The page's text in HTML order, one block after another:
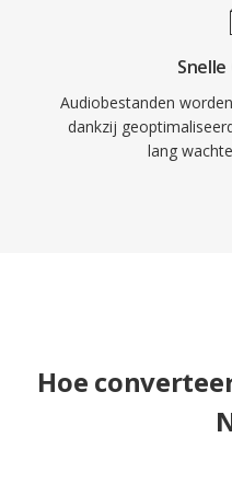
Audiobestanden
dankzij
lang
Hoe